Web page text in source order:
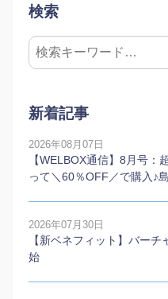
検索
新着記事
2026年08月07日
【WELBOX通信】8月号：
って＼60％OFF／で購入♪
2026年07月30日
【新ベネフィット】バー
始